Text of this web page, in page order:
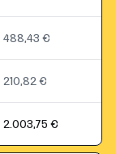
488,43 €
210,82 €
2.003,75 €